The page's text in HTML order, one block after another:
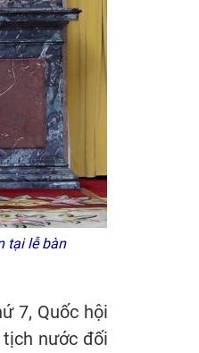
tại lễ bàn
7, Quốc hội
nước đối